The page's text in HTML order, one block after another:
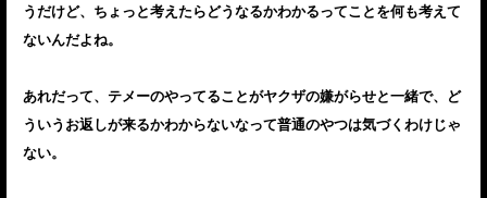
うだけど、ちょっと考えたらどうなるかわかるってことを何も考えて
ないんだよね。
あれだって、テメーのやってることがヤクザの嫌がらせと一緒で、ど
ういうお返しが来るかわからないなって普通のやつは気づくわけじゃ
ない。